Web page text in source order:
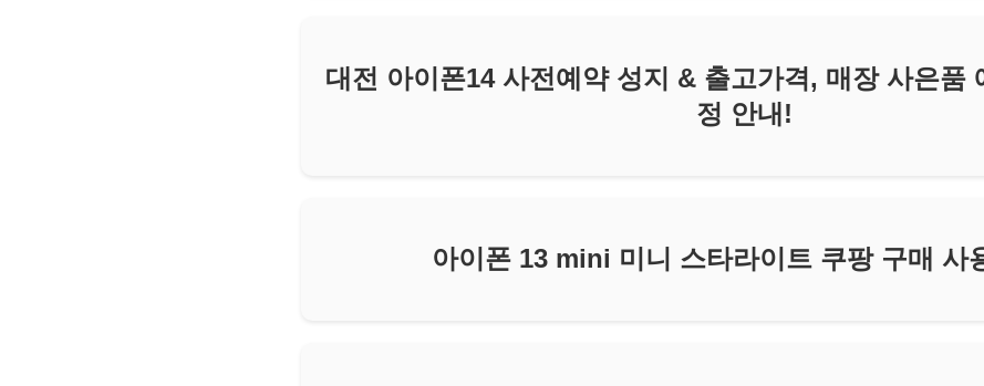
대전 아이폰14 사전예약 성지 & 출고가격, 매장 사은품
정 안내!
아이폰 13 mini 미니 스타라이트 쿠팡 구매 사